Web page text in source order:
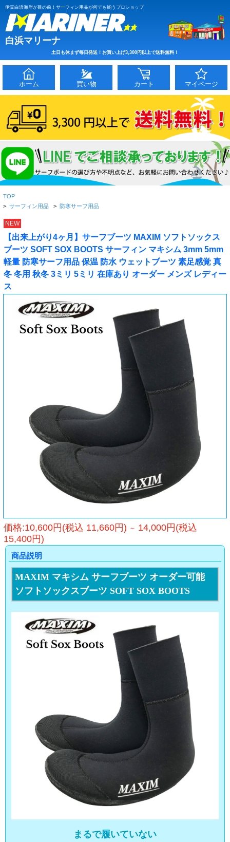
伊豆白浜海岸が目の前！サーフィン用品が何でも揃うプロショップ
白浜マリーナ
土日も休まず毎日発送！お買い上げ3,300円以上で送料無料！
ホーム 買い物 カート マイページ
TOP
> サーフィン用品 > 防寒サーフ用品
NEW
【出来上がり4ヶ月】サーフブーツ MAXIM ソフトソックス
ブーツ SOFT SOX BOOTS サーフィン マキシム 3mm 5mm
軽量 防寒サーフ用品 保温 防水 ウェットブーツ 素足感覚 真
冬 冬用 秋冬 3ミリ 5ミリ 在庫あり オーダー メンズ レディー
ス
価格:10,600円(税込 11,660円) ～ 14,000円(税込
15,400円)
商品説明
MAXIM マキシム サーフブーツ オーダー可能
ソフトソックスブーツ SOFT SOX BOOTS
まるで履いていない